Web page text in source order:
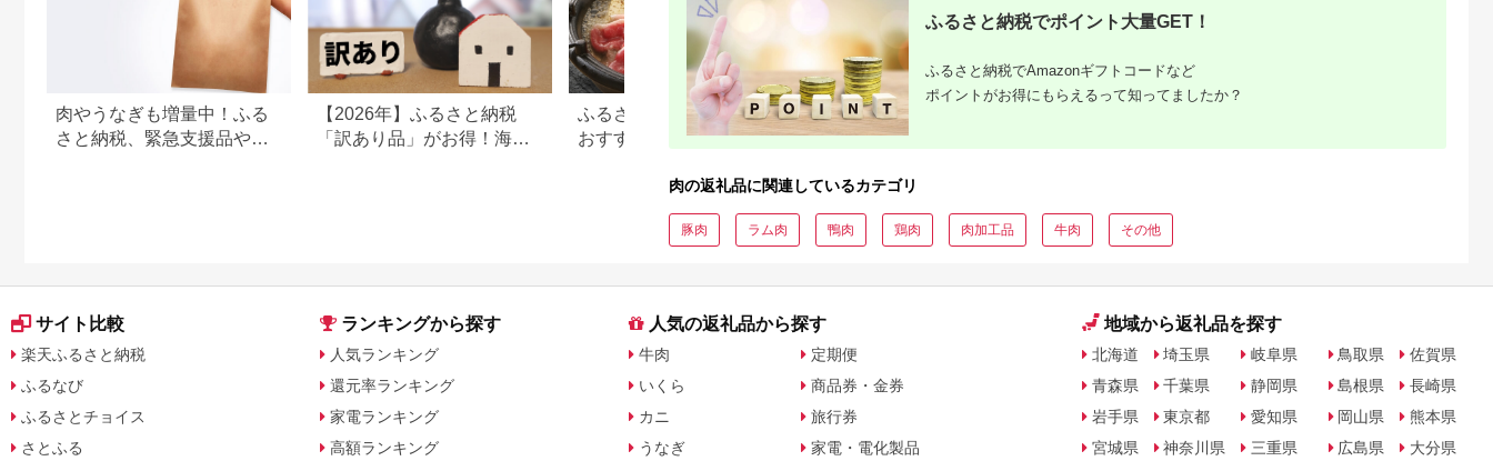
肉やうなぎも増量中！ふる
さと納税、緊急支援品やキ
【2026年】ふるさと納税
「訳あり品」がお得！海
ふるさと納税のすき焼き肉
おすすめランキング【2026
この美味しさは焼肉におす
すめ！ふるさと納税の人気
ふるさと納税でポイント大量GET！
ふるさと納税でAmazonギフトコードなど
ポイントがお得にもらえるって知ってましたか？
肉の返礼品に関連しているカテゴリ
豚肉 ラム肉 鴨肉 鶏肉 肉加工品 牛肉 その他
サイト比較
楽天ふるさと納税
ふるなび
ふるさとチョイス
さとふる
ランキングから探す
人気ランキング
還元率ランキング
家電ランキング
高額ランキング
人気の返礼品から探す
牛肉
いくら
カニ
うなぎ
定期便
商品券・金券
旅行券
家電・電化製品
地域から返礼品を探す
北海道
青森県
岩手県
宮城県
埼玉県
千葉県
東京都
神奈川県
岐阜県
静岡県
愛知県
三重県
鳥取県
島根県
岡山県
広島県
佐賀県
長崎県
熊本県
大分県